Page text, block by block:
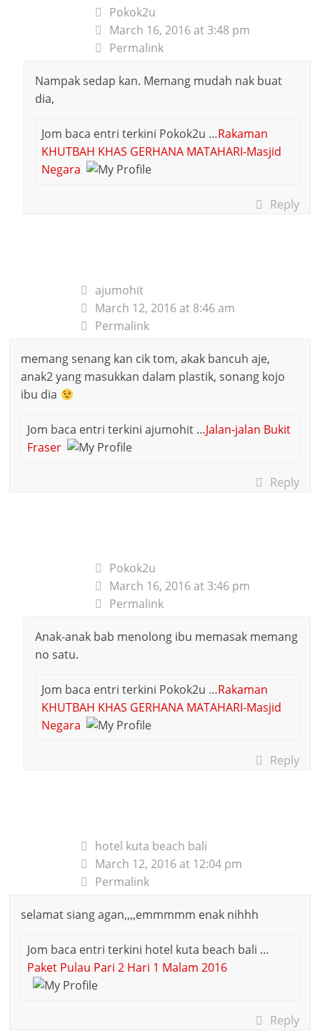
Pokok2u
March 16, 2016 at 3:48 pm
Permalink
Nampak sedap kan. Memang mudah nak buat
dia,
Jom baca entri terkini Pokok2u …Rakaman
KHUTBAH KHAS GERHANA MATAHARI-Masjid
Negara
Reply
ajumohit
March 12, 2016 at 8:46 am
Permalink
memang senang kan cik tom, akak bancuh aje,
anak2 yang masukkan dalam plastik, sonang kojo
ibu dia
Jom baca entri terkini ajumohit …Jalan-jalan Bukit
Fraser
Reply
Pokok2u
March 16, 2016 at 3:46 pm
Permalink
Anak-anak bab menolong ibu memasak memang
no satu.
Jom baca entri terkini Pokok2u …Rakaman
KHUTBAH KHAS GERHANA MATAHARI-Masjid
Negara
Reply
hotel kuta beach bali
March 12, 2016 at 12:04 pm
Permalink
selamat siang agan,,,,emmmmm enak nihhh
Jom baca entri terkini hotel kuta beach bali …
Paket Pulau Pari 2 Hari 1 Malam 2016
Reply